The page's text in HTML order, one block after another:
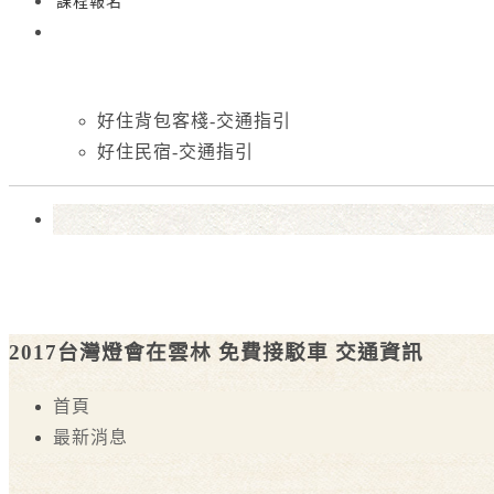
好住背包客棧-交通指引
好住民宿-交通指引
2017台灣燈會在雲林 免費接駁車 交通資訊
首頁
最新消息